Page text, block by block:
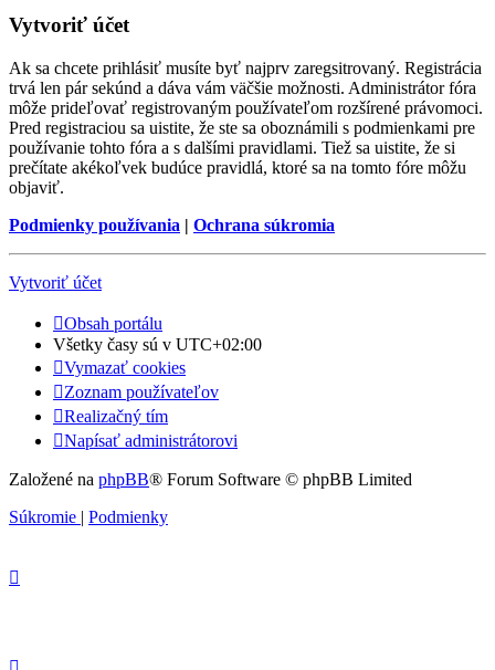
Vytvoriť účet
Ak sa chcete prihlásiť musíte byť najprv zaregsitrovaný. Registrácia
trvá len pár sekúnd a dáva vám väčšie možnosti. Administrátor fóra
môže prideľovať registrovaným používateľom rozšírené právomoci.
Pred registraciou sa uistite, že ste sa oboznámili s podmienkami pre
používanie tohto fóra a s dalšími pravidlami. Tiež sa uistite, že si
prečítate akékoľvek budúce pravidlá, ktoré sa na tomto fóre môžu
objaviť.
Podmienky používania | Ochrana súkromia
Vytvoriť účet
Obsah portálu
Všetky časy sú v UTC+02:00
Vymazať cookies
Zoznam používateľov
Realizačný tím
Napísať administrátorovi
Založené na phpBB® Forum Software © phpBB Limited
Súkromie | Podmienky